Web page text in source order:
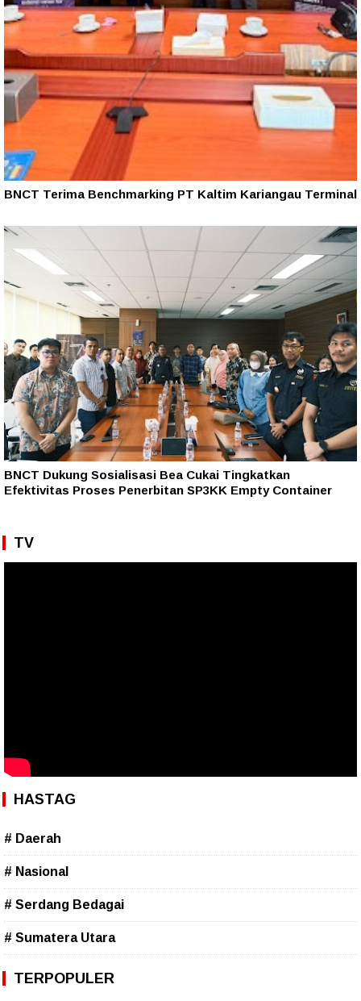
BNCT Terima Benchmarking PT Kaltim Kariangau Terminal
BNCT Dukung Sosialisasi Bea Cukai Tingkatkan
Efektivitas Proses Penerbitan SP3KK Empty Container
TV
HASTAG
# Daerah
# Nasional
# Serdang Bedagai
# Sumatera Utara
TERPOPULER